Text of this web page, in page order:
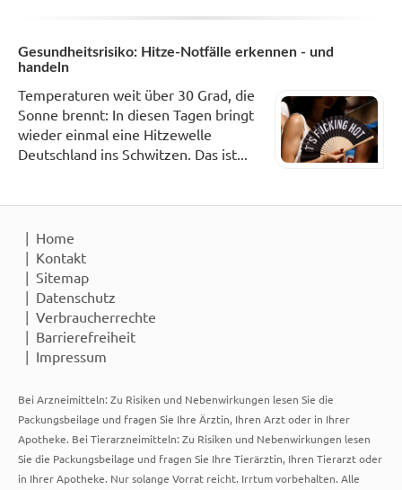
Gesundheitsrisiko: Hitze-Notfälle erkennen - und
handeln
Temperaturen weit über 30 Grad, die
Sonne brennt: In diesen Tagen bringt
wieder einmal eine Hitzewelle
Deutschland ins Schwitzen. Das ist...
Home
Kontakt
Sitemap
Datenschutz
Verbraucherrechte
Barrierefreiheit
Impressum
Bei Arzneimitteln: Zu Risiken und Nebenwirkungen lesen Sie die
Packungsbeilage und fragen Sie Ihre Ärztin, Ihren Arzt oder in Ihrer
Apotheke. Bei Tierarzneimitteln: Zu Risiken und Nebenwirkungen lesen
Sie die Packungsbeilage und fragen Sie Ihre Tierärztin, Ihren Tierarzt oder
in Ihrer Apotheke. Nur solange Vorrat reicht. Irrtum vorbehalten. Alle